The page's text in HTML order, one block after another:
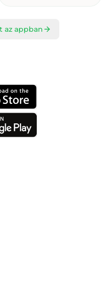
az appban